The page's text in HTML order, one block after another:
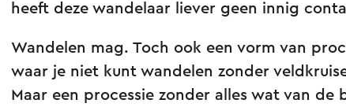
heeft deze wandelaar liever geen innig
Wandelen mag. Toch ook een vorm van
waar je niet kunt wandelen zonder
Maar een processie zonder alles wat van de